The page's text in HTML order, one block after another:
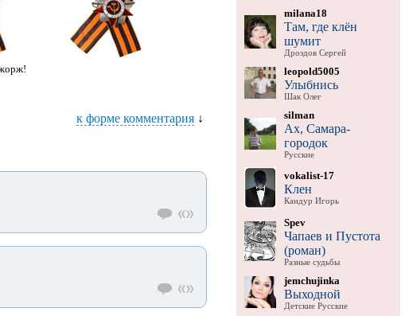
к форме комментария↓
milana18
Там, где клён
шумит
Дроздов Сергей
leopold5005
Улыбнись
Шак Олег
silman
Ах, Самара-
городок
Русские
vokalist-17
Клен
Кандур Игорь
Spev
Чапаев и Пустота
(роман)
Разные судьбы
jemchujinka
Выходной
Детские Русские